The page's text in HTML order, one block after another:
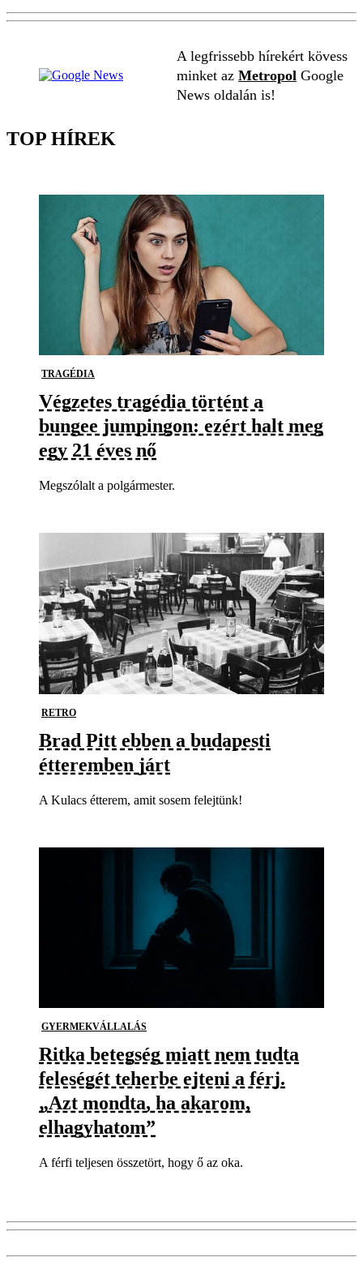
A legfrissebb hírekért kövess
minket az Metropol Google
News oldalán is!
TOP HÍREK
TRAGÉDIA
Végzetes tragédia történt a
bungee jumpingon: ezért halt meg
egy 21 éves nő
Megszólalt a polgármester.
RETRO
Brad Pitt ebben a budapesti
étteremben járt
A Kulacs étterem, amit sosem felejtünk!
GYERMEKVÁLLALÁS
Ritka betegség miatt nem tudta
feleségét teherbe ejteni a férj.
„Azt mondta, ha akarom,
elhagyhatom”
A férfi teljesen összetört, hogy ő az oka.